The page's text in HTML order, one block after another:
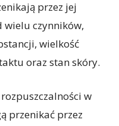
przez jej
wielu czynników,
wielkość
oraz stan skóry.
w
przenikać przez